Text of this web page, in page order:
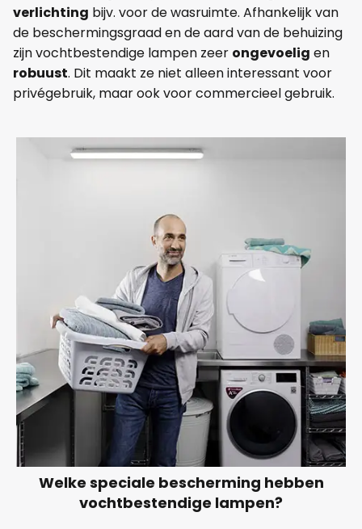
verlichting bijv. voor de wasruimte. Afhankelijk van
de beschermingsgraad en de aard van de behuizing
zijn vochtbestendige lampen zeer ongevoelig en
robuust. Dit maakt ze niet alleen interessant voor
privégebruik, maar ook voor commercieel gebruik.
Welke speciale bescherming hebben
vochtbestendige lampen?